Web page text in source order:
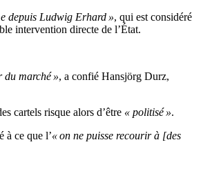
depuis Ludwig Erhard », qui est considéré
intervention directe de l’État.
du marché », a confié Hansjörg Durz,
cartels risque alors d’être « politisé ».
à ce que l’« on ne puisse recourir à [des